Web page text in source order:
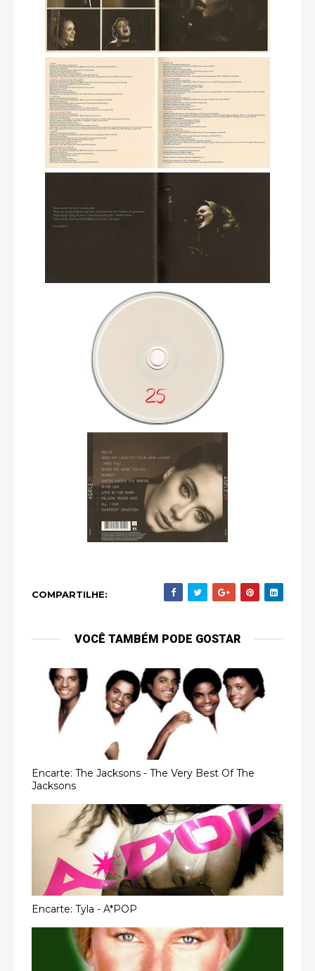
COMPARTILHE:
VOCÊ TAMBÉM PODE GOSTAR
Encarte: The Jacksons - The Very Best Of The
Jacksons
Encarte: Tyla - A*POP